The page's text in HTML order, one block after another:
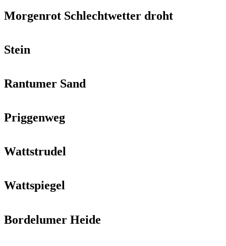
Morgenrot Schlechtwetter droht
Stein
Rantumer Sand
Priggenweg
Wattstrudel
Wattspiegel
Bordelumer Heide